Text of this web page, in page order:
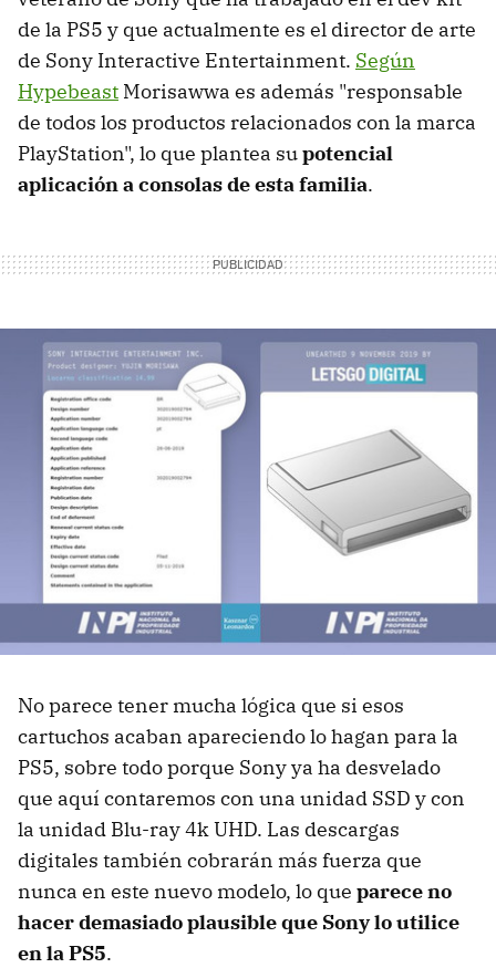
de la PS5 y que actualmente es el director de arte
de Sony Interactive Entertainment. Según
Hypebeast Morisawwa es además "responsable
de todos los productos relacionados con la marca
PlayStation", lo que plantea supotencial
aplicación a consolas de esta familia.
No parece tener mucha lógica que si esos
cartuchos acaban apareciendo lo hagan para la
PS5, sobre todo porque Sony ya ha desvelado
que aquí contaremos con una unidad SSD y con
la unidad Blu-ray 4k UHD. Las descargas
digitales también cobrarán más fuerza que
nunca en este nuevo modelo, lo que parece no
hacer demasiado plausible que Sony lo utilice
en la PS5.